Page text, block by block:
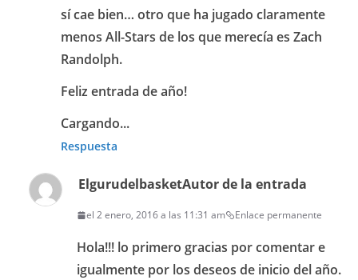
sí cae bien… otro que ha jugado claramente
menos All-Stars de los que merecía es Zach
Randolph.
Feliz entrada de año!
Cargando...
Respuesta
ElgurudelbasketAutor de la entrada
el 2 enero, 2016 a las 11:31 am Enlace permanente
Hola!!! lo primero gracias por comentar e
igualmente por los deseos de inicio del año.